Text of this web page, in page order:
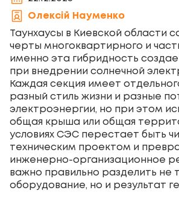
Олексій Науменко
Таунхаусы в Киевской области
черты многоквартирного и
именно эта гибридность
при внедрении солнечной
Каждая секция имеет
разный стиль жизни и разные
электроэнергии, но при этом
общая крыша или общая
условиях СЭС перестает быть
техническим проектом и
инженерно-организационное
важно правильно разделить не
оборудование, но и результат